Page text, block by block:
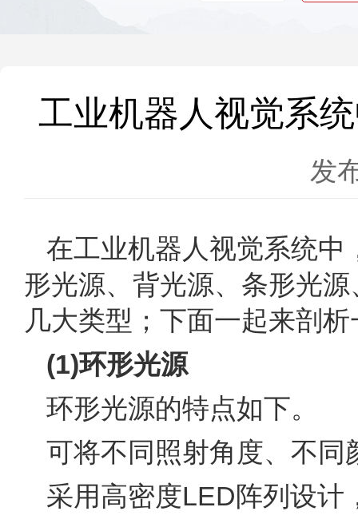
工业机器人视觉系
发
在工业机器人视觉系统中
形光源、背光源、条形光
几大类型；下面一起来剖
(1)环形光源
环形光源的特点如下。
可将不同照射角度、不同
采用高密度LED阵列设计